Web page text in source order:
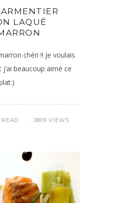
LAQUÉ
chéri !! Je voulais
beaucoup aimé ce
3809 VIEWS